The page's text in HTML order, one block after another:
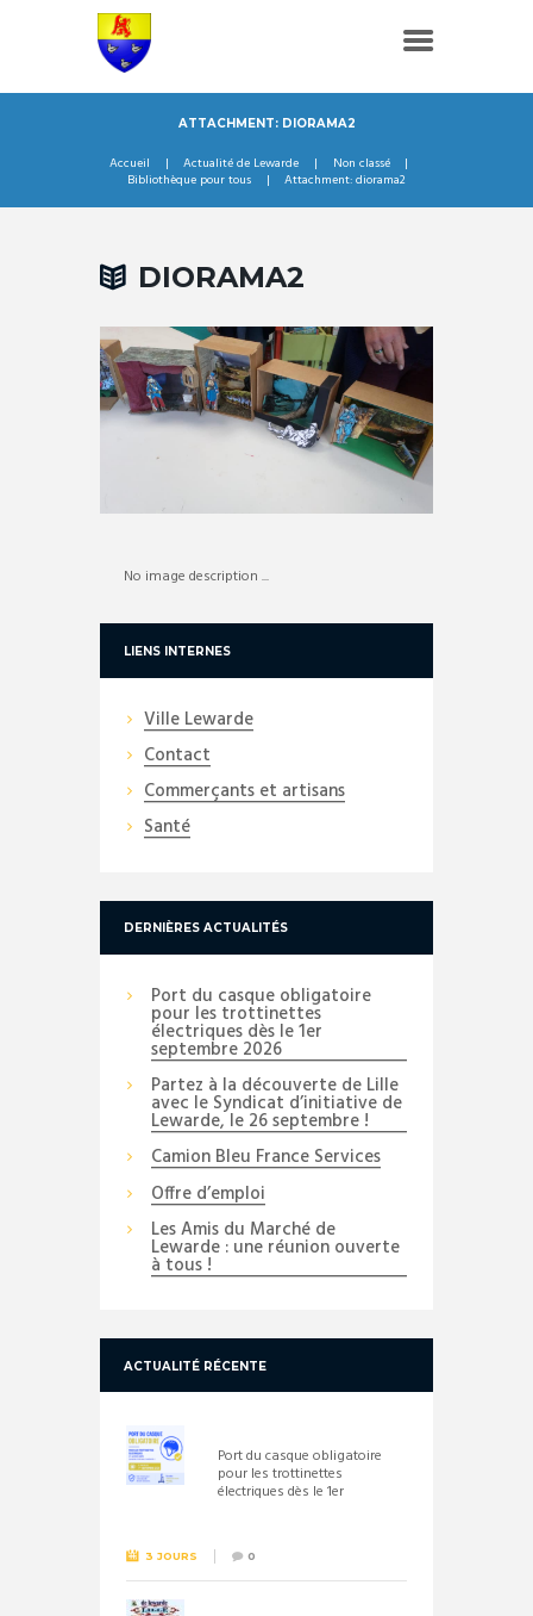
ATTACHMENT: DIORAMA2
Accueil Actualité de Lewarde
Non classé
Bibliothèque pour tous
Attachment: diorama2
DIORAMA2
No image description ...
LIENS INTERNES
Ville Lewarde
Contact
Commerçants et artisans
Santé
DERNIÈRES ACTUALITÉS
Port du casque obligatoire
pour les trottinettes
électriques dès le 1er
septembre 2026
Partez à la découverte de Lille
avec le Syndicat d’initiative de
Lewarde, le 26 septembre !
Camion Bleu France Services
Offre d’emploi
Les Amis du Marché de
Lewarde : une réunion ouverte
à tous !
ACTUALITÉ RÉCENTE
Port du casque obligatoire
pour les trottinettes
électriques dès le 1er
3 JOURS 0